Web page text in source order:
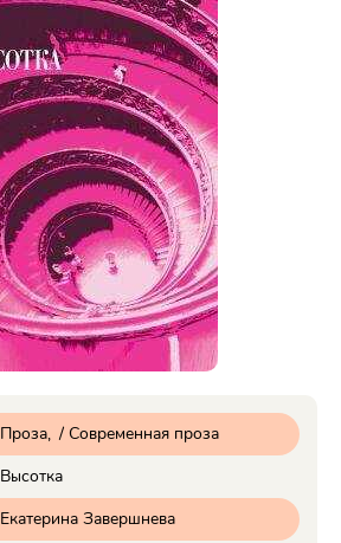
Проза / Современная проза
Высотка
Екатерина Завершнева